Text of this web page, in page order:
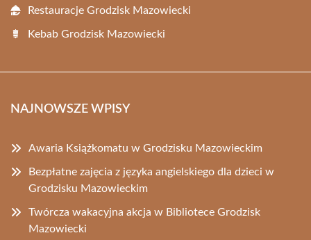
Restauracje Grodzisk Mazowiecki
Kebab Grodzisk Mazowiecki
NAJNOWSZE WPISY
Awaria Książkomatu w Grodzisku Mazowieckim
Bezpłatne zajęcia z języka angielskiego dla dzieci w
Grodzisku Mazowieckim
Twórcza wakacyjna akcja w Bibliotece Grodzisk
Mazowiecki